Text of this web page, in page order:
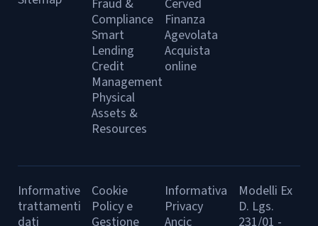
Fraud &
Compliance
Smart
Lending
Credit
Management
Physical
Assets &
Resources
Cerved
Finanza
Agevolata
Acquista
online
Informative
trattamenti
dati
Cookie
Policy e
Gestione
Informativa
Privacy
Ancic
Modelli Ex
D. Lgs.
231/01 -